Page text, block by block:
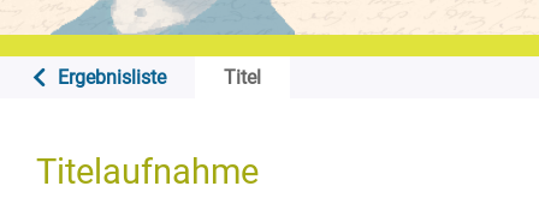
Ergebnisliste Titel
Titelaufnahme